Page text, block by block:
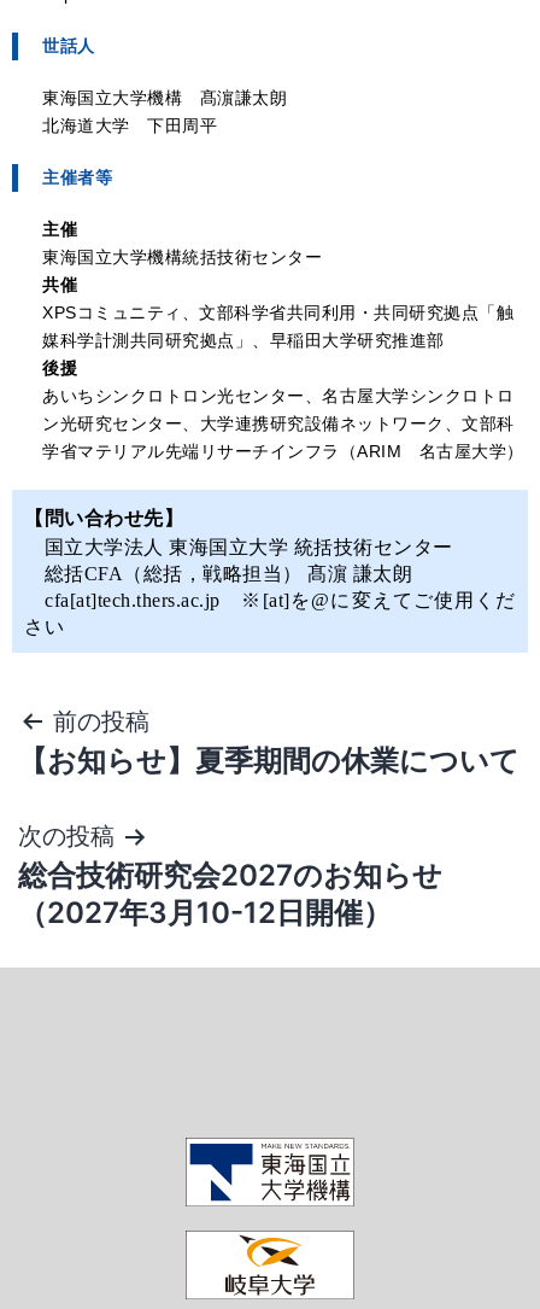
世話人
東海国立大学機構 髙濵謙太朗
北海道大学 下田周平
主催者等
主催
東海国立大学機構統括技術センター
共催
XPSコミュニティ、文部科学省共同利用・共同研究拠点「触
媒科学計測共同研究拠点」、早稲田大学研究推進部
後援
あいちシンクロトロン光センター、名古屋大学シンクロトロ
ン光研究センター、大学連携研究設備ネットワーク、文部科
学省マテリアル先端リサーチインフラ（ARIM 名古屋大学）
【問い合わせ先】
国立大学法人 東海国立大学 統括技術センター
総括CFA（総括，戦略担当） 髙濵 謙太朗
cfa[at]tech.thers.ac.jp ※[at]を@に変えてご使用くだ
さい
前の投稿
【お知らせ】夏季期間の休業について
次の投稿
総合技術研究会2027のお知らせ
（2027年3月10-12日開催）